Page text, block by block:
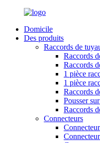
Domicile
Des produits
Raccords de
Raccords
Raccords
1 pièce
1 pièce
Raccords
Pousser
Raccords
Connecteurs